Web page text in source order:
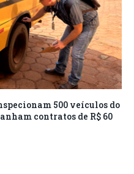
500 veículos do
contratos de R$ 60